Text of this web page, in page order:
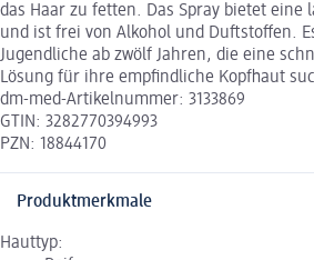
das Haar zu fetten. Das Spray bietet eine
und ist frei von Alkohol und Duftstoffen.
Jugendliche ab zwölf Jahren, die eine
Lösung für ihre empfindliche Kopfhaut
dm-med-Artikelnummer: 3133869
GTIN: 3282770394993
PZN: 18844170
Produktmerkmale
Hauttyp: